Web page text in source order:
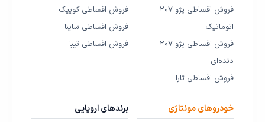
فروش اقساطی پژو ۲۰۷
اتوماتیک
فروش اقساطی پژو ۲۰۷
دنده‌ای
فروش اقساطی تارا
فروش اقساطی کوییک
فروش اقساطی ساینا
فروش اقساطی تیبا
خودروهای مونتاژی برندهای اروپایی